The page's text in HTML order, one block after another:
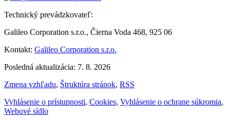
Technický prevádzkovateľ:
Galileo Corporation s.r.o., Čierna Voda 468, 925 06
Kontakt: Galileo Corporation s.r.o.
Posledná aktualizácia: 7. 8. 2026
Zmena vzhľadu, Štruktúra stránok, RSS
Vyhlásenie o prístupnosti, Cookies, Vyhlásenie o ochrane súkromia,
Webové sídlo